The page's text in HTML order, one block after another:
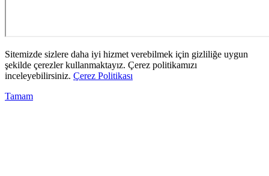
Sitemizde sizlere daha iyi hizmet verebilmek için gizliliğe uygun
şekilde çerezler kullanmaktayız. Çerez politikamızı
inceleyebilirsiniz. Çerez Politikası
Tamam